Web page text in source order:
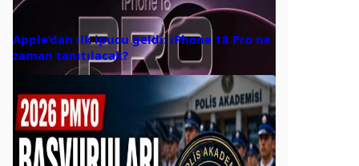
Apple’dan ilk ipucu geldi: iPhone 18 Pro ne
zaman tanıtılacak?